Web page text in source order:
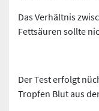
Das Verhältnis
Fettsäuren sollte
Der Test erfolgt
Tropfen Blut aus